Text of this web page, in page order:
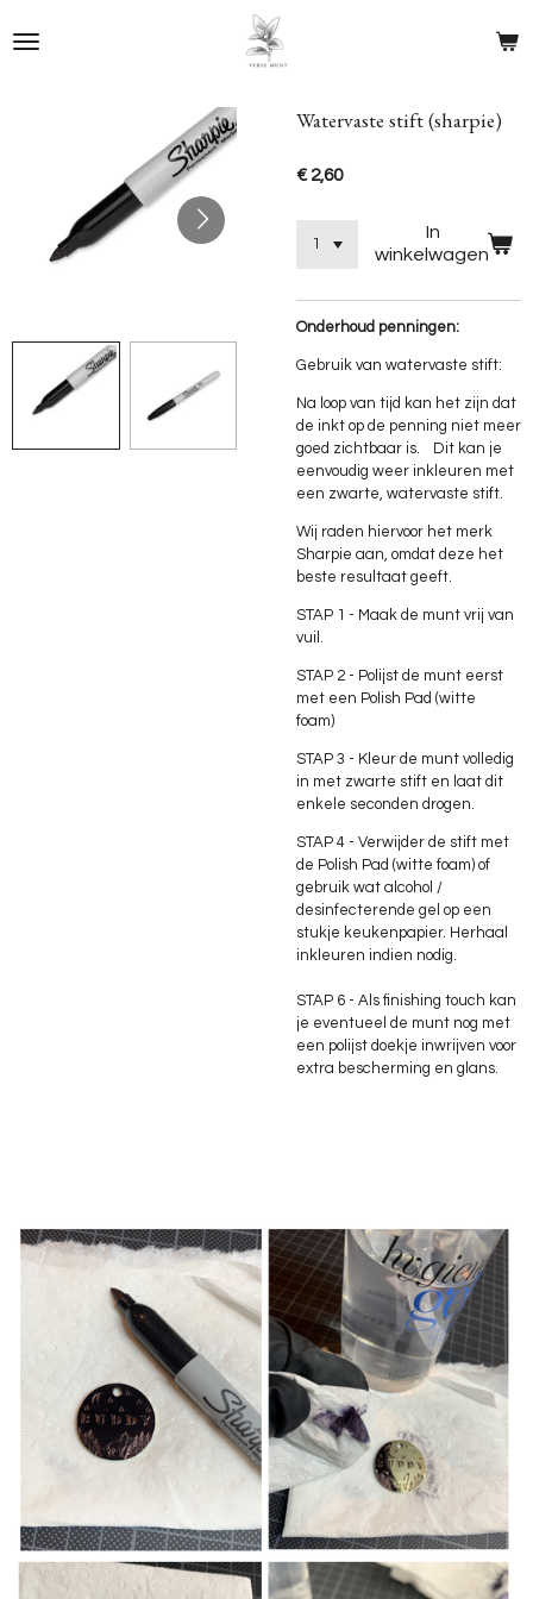
direct
Watervaste stift (sharpie)
€ 2,60
In
winkelwagen
Onderhoud penningen:
Gebruik van watervaste stift:
Na loop van tijd kan het zijn dat
de inkt op de penning niet meer
goed zichtbaar is.
Dit kan je
eenvoudig weer inkleuren met
een zwarte, watervaste stift.
Wij raden hiervoor het merk
Sharpie aan, omdat deze het
beste resultaat geeft.
STAP 1 - Maak de munt vrij van
vuil.
STAP 2 - Polijst de munt eerst
met een Polish Pad (witte
foam)
STAP 3 - Kleur de munt volledig
in met zwarte stift en laat dit
enkele seconden drogen.
STAP 4 - Verwijder de stift met
de Polish Pad (witte foam) of
gebruik wat alcohol /
desinfecterende gel op een
stukje keukenpapier. Herhaal
inkleuren indien nodig.
STAP 6 - Als finishing touch kan
je eventueel de munt nog met
een polijst doekje inwrijven voor
extra bescherming en glans.